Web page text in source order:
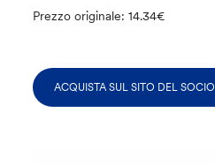
Prezzo originale: 14.34€
ACQUISTA SUL SITO DEL SOCIO